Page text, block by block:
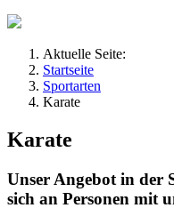
Aktuelle Seite:
Startseite
Sportarten
Karate
Karate
Unser Angebot in der
sich an Personen mit